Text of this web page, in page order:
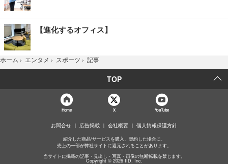
【進化するオフィス】
ホーム › エンタメ › スポーツ › 記事
TOP
Home X YouTube
お問合せ 広告掲載 会社概要 個人情報保護方針
紹介した商品/サービスを購入、契約した場合に、
売上の一部が弊社サイトに還元されることがあります。
当サイトに掲載の記事・見出し・写真・画像の無断転載を禁じます。
Copyright © 2026 IID, Inc.